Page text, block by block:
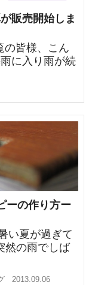
販売開始しま
の皆様、こん
に入り雨が続
ーの作り方ー
い夏が過ぎて
然の雨でしば
2013.09.06